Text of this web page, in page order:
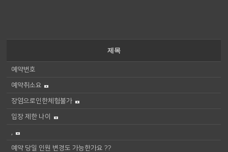
제목
예약번호
예약취소요
장염으로인한체험불가
입장 제한 나이
예약 당일 인원 변경도 가능한가요 ??